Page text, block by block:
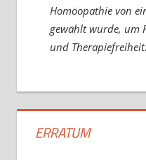
Homöopathie von
gewählt wurde, um
und
ERRATUM